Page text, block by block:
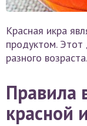
Красная икра
продуктом.
разного возраста.
Правила
красной